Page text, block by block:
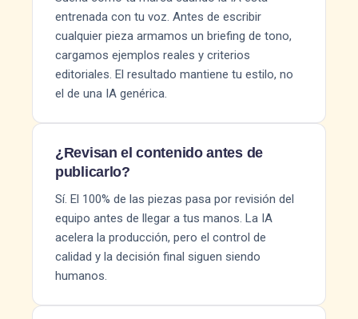
entrenada con tu voz. Antes de escribir
cualquier pieza armamos un briefing de tono,
cargamos ejemplos reales y criterios
editoriales. El resultado mantiene tu estilo, no
el de una IA genérica.
¿Revisan el contenido antes de
publicarlo?
Sí. El 100% de las piezas pasa por revisión del
equipo antes de llegar a tus manos. La IA
acelera la producción, pero el control de
calidad y la decisión final siguen siendo
humanos.